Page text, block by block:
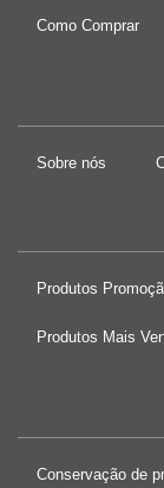
Como Comprar
Sobre nós
Produtos
Produtos Mais
Conservação de